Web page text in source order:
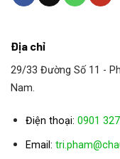
Wittenstein SP
Wittenstein SP 75-
Wittenstein
Địa chỉ
29/33 Đường Số 11 -
Nam.
Điện thoại: 0901
Email: